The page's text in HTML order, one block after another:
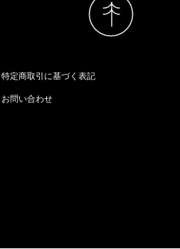
特定商取引に基づく表記
お問い合わせ